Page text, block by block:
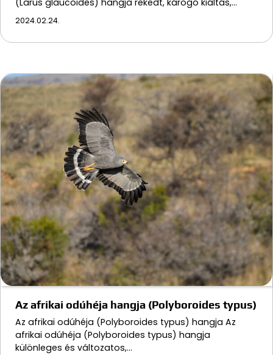
(Larus glaucoides) hangja rekedt, károgó kiáltás,…
2024.02.24.
Az afrikai odúhéja hangja (Polyboroides typus)
Az afrikai odúhéja (Polyboroides typus) hangja Az
afrikai odúhéja (Polyboroides typus) hangja
különleges és változatos,…